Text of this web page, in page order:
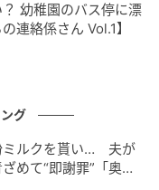
幼稚園のバス停に漂
連絡係さん Vol.1】
グ
ミルクを貰い… 夫が
めて“即謝罪”「奥様